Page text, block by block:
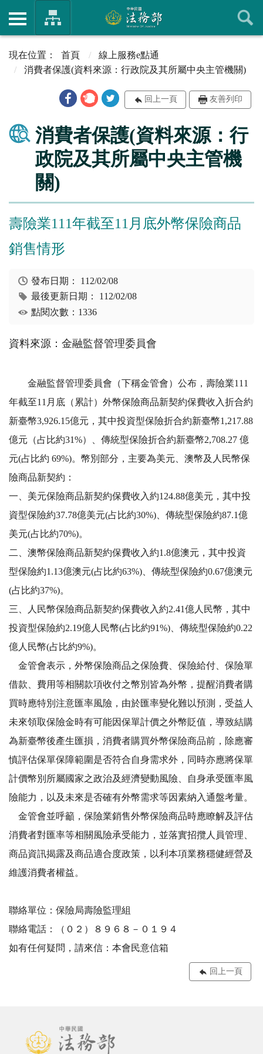
首頁
線上服務e點通
消費者保護(資料來源：行政院及其所屬中央主管機關)
回上一頁 友善列印
消費者保護(資料來源：行
政院及其所屬中央主管機
關)
壽險業111年截至11月底外幣保險商品
銷售情形
發布日期： 112/02/08
最後更新日期： 112/02/08
點閱次數：1336
資料來源：金融監督管理委員會
金融監督管理委員會（下稱金管會）公布，壽險業111
年截至11月底（累計）外幣保險商品新契約保費收入折合約
新臺幣3,926.15億元，其中投資型保險折合約新臺幣1,217.88
億元（占比約31%）、傳統型保險折合約新臺幣2,708.27 億
元(占比約 69%)。幣別部分，主要為美元、澳幣及人民幣保
險商品新契約：
一、美元保險商品新契約保費收入約124.88億美元，其中投
資型保險約37.78億美元(占比約30%)、傳統型保險約87.1億
美元(占比約70%)。
二、澳幣保險商品新契約保費收入約1.8億澳元，其中投資
型保險約1.13億澳元(占比約63%)、傳統型保險約0.67億澳元
(占比約37%)。
三、人民幣保險商品新契約保費收入約2.41億人民幣，其中
投資型保險約2.19億人民幣(占比約91%)、傳統型保險約0.22
億人民幣(占比約9%)。
金管會表示，外幣保險商品之保險費、保險給付、保險單
借款、費用等相關款項收付之幣別皆為外幣，提醒消費者購
買時應特別注意匯率風險，由於匯率變化難以預測，受益人
未來領取保險金時有可能因保單計價之外幣貶值，導致結購
為新臺幣後產生匯損，消費者購買外幣保險商品前，除應審
慎評估保單保障範圍是否符合自身需求外，同時亦應將保單
計價幣別所屬國家之政治及經濟變動風險、自身承受匯率風
險能力，以及未來是否確有外幣需求等因素納入通盤考量。
金管會並呼籲，保險業銷售外幣保險商品時應瞭解及評估
消費者對匯率等相關風險承受能力，並落實招攬人員管理、
商品資訊揭露及商品適合度政策，以利本項業務穩健經營及
維護消費者權益。
聯絡單位：保險局壽險監理組
聯絡電話：（０２）８９６８－０１９４
如有任何疑問，請來信：本會民意信箱
回上一頁